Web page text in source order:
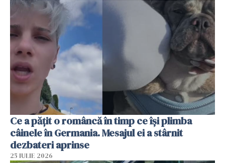
Ce a pățit o româncă în timp ce își plimba
câinele în Germania. Mesajul ei a stârnit
dezbateri aprinse
25 IULIE 2026